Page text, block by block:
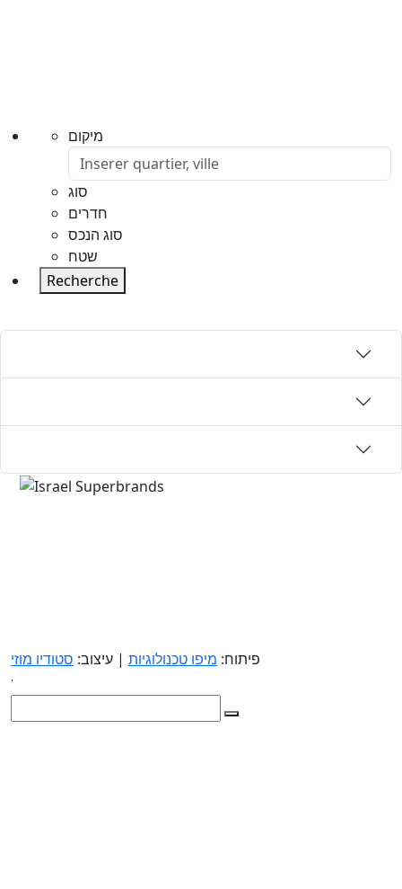
מיקום
סוג
חדרים
סוג הנכס
שטח
Recherche
פיתוח: מיפו טכנולוגיות | עיצוב: סטודיו מוזי
.